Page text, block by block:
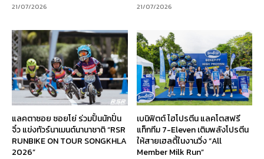
21/07/2026 21/07/2026
แลคตาซอย ซอยโย่ ร่วมปั้นนักปั่น
จิ๋ว แข่งทัวร์นาเมนต์นานาชาติ “RSR
RUNBIKE ON TOUR SONGKHLA
2026”
เบนิฟิตต์ ไฮโปรตีน แลคโตสฟรี
แท็กทีม 7-Eleven เติมพลังโปรตีน
ให้สายเฮลตี้ในงานวิ่ง “All
Member Milk Run”